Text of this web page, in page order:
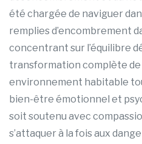
été chargée de naviguer
remplies d’encombrement
concentrant sur l’équilibre
transformation complète de
environnement habitable
bien-être émotionnel et
soit soutenu avec
s’attaquer à la fois aux